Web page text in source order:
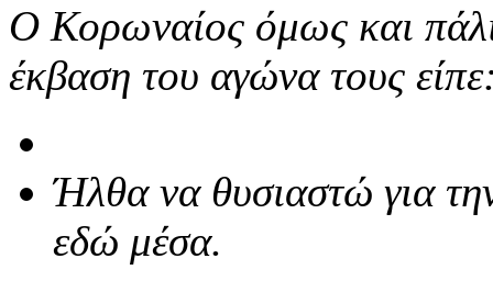
Ο Κορωναίος όμως και
έκβαση του αγώνα τους
Ήλθα να θυσιαστώ για
εδώ μέσα.